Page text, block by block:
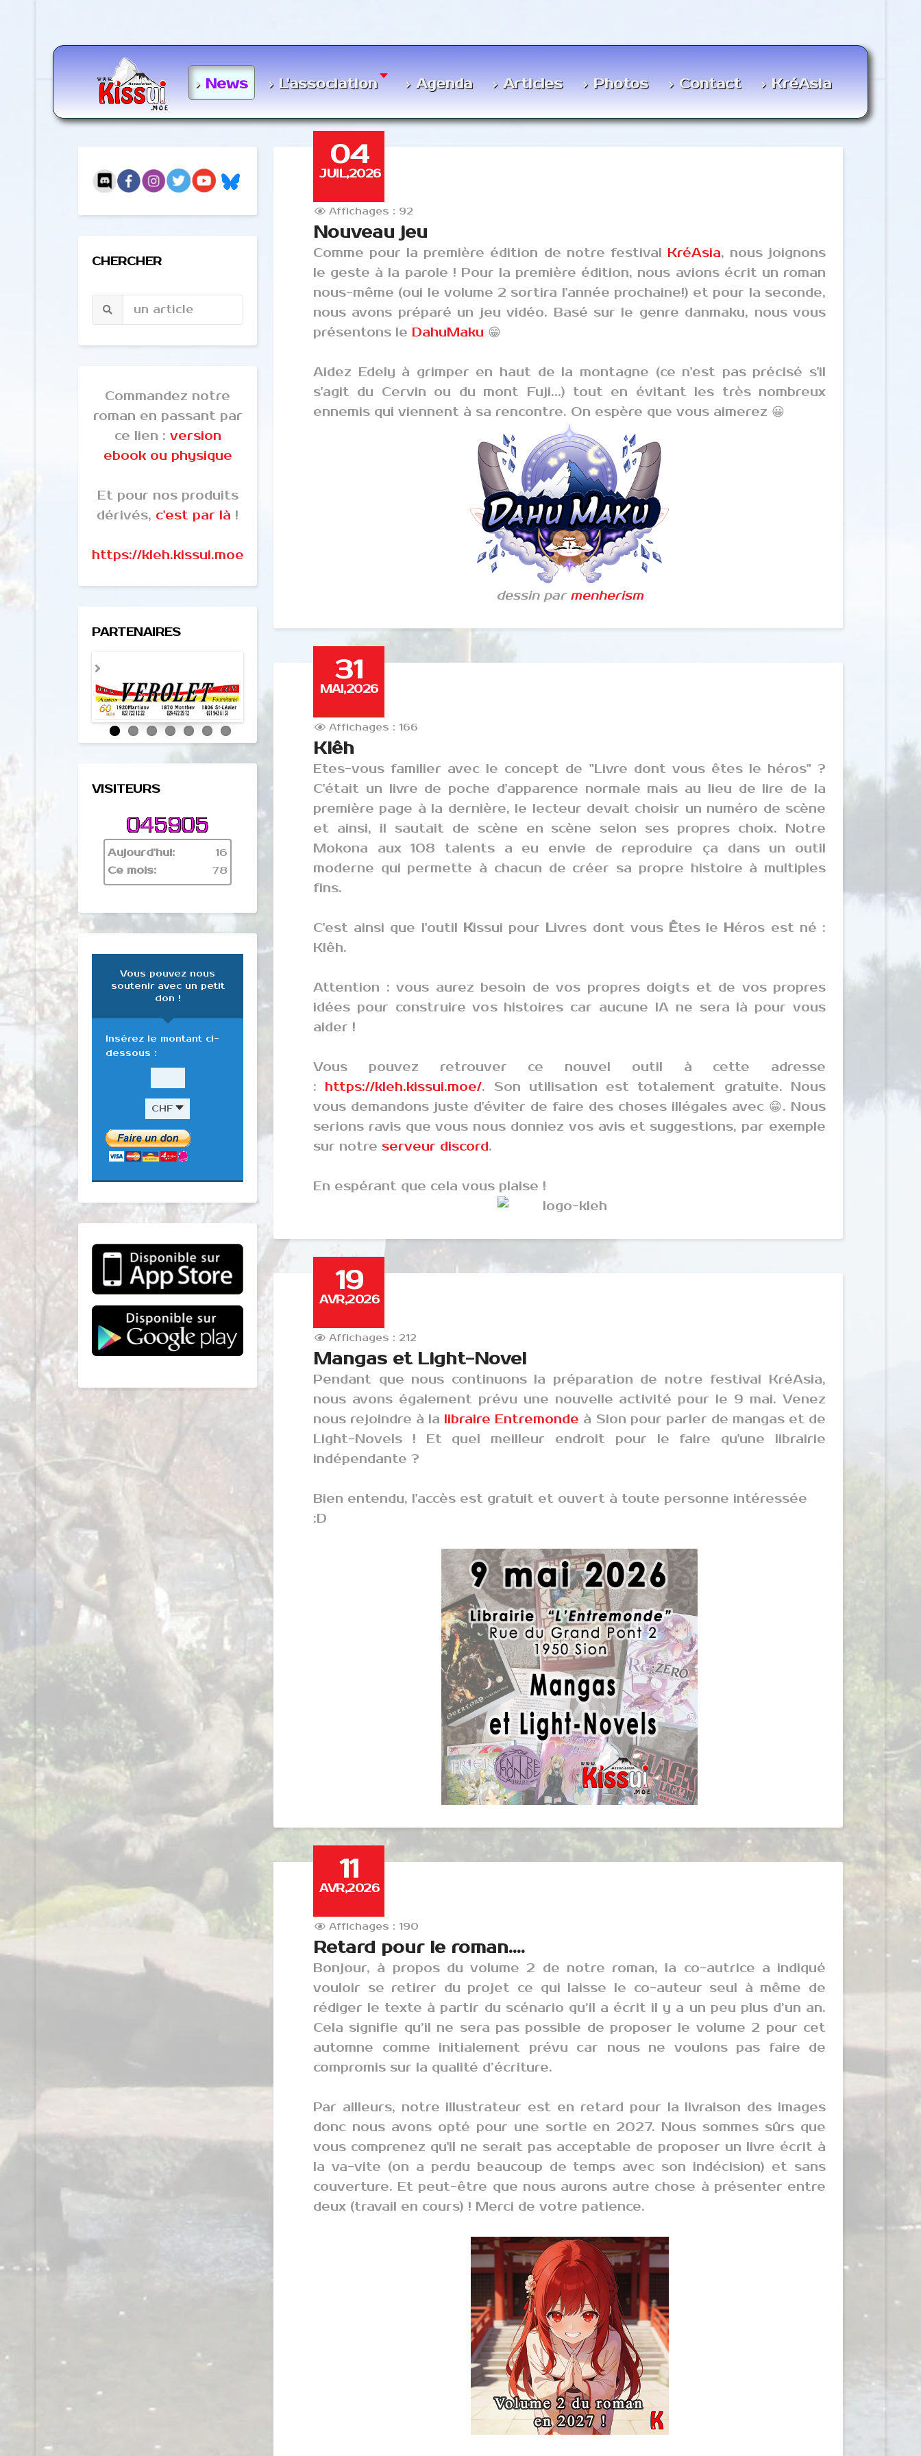
News L'association Agenda Articles Photos Contact KréAsia
CHERCHER
Commandez notre
roman en passant par
ce lien : version
ebook ou physique
Et pour nos produits
dérivés, c'est par là !
https://kleh.kissui.moe
PARTENAIRES
Aujourd'hui:
16
Ce mois:
78
Vous pouvez nous
soutenir avec un petit
Insérez le montant ci-
dessous :
04
JUIL,2026
Affichages : 92
Nouveau jeu
Comme pour la première édition de notre festival KréAsia, nous joignons
le geste à la parole ! Pour la première édition, nous avions écrit un roman
nous-même (oui le volume 2 sortira l'année prochaine!) et pour la seconde,
nous avons préparé un jeu vidéo. Basé sur le genre danmaku, nous vous
présentons le DahuMaku 😁
Aidez Edely à grimper en haut de la montagne (ce n'est pas précisé s'il
s'agit du Cervin ou du mont Fuji...) tout en évitant les très nombreux
ennemis qui viennent à sa rencontre. On espère que vous aimerez 😀
dessin par menherism
31
MAI,2026
Affichages : 166
Klêh
Etes-vous familier avec le concept de "Livre dont vous êtes le héros" ?
C'était un livre de poche d'apparence normale mais au lieu de lire de la
première page à la dernière, le lecteur devait choisir un numéro de scène
et ainsi, il sautait de scène en scène selon ses propres choix. Notre
Mokona aux 108 talents a eu envie de reproduire ça dans un outil
moderne qui permette à chacun de créer sa propre histoire à multiples
fins.
C'est ainsi que l'outil Kissui pour Livres dont vous Êtes le Héros est né :
Klêh.
Attention : vous aurez besoin de vos propres doigts et de vos propres
idées pour construire vos histoires car aucune IA ne sera là pour vous
aider !
Vous pouvez retrouver ce nouvel outil à cette adresse
: https://kleh.kissui.moe/. Son utilisation est totalement gratuite. Nous
vous demandons juste d'éviter de faire des choses illégales avec 😁. Nous
serions ravis que vous nous donniez vos avis et suggestions, par exemple
sur notre serveur discord.
En espérant que cela vous plaise !
19
AVR,2026
Affichages : 212
Mangas et Light-Novel
Pendant que nous continuons la préparation de notre festival KréAsia,
nous avons également prévu une nouvelle activité pour le 9 mai. Venez
nous rejoindre à la libraire Entremonde à Sion pour parler de mangas et de
Light-Novels ! Et quel meilleur endroit pour le faire qu'une librairie
indépendante ?
Bien entendu, l'accès est gratuit et ouvert à toute personne intéressée
:D
11
AVR,2026
Affichages : 190
Retard pour le roman....
Bonjour, à propos du volume 2 de notre roman, la co-autrice a indiqué
vouloir se retirer du projet ce qui laisse le co-auteur seul à même de
rédiger le texte à partir du scénario qu’il a écrit il y a un peu plus d’un an.
Cela signifie qu’il ne sera pas possible de proposer le volume 2 pour cet
automne comme initialement prévu car nous ne voulons pas faire de
compromis sur la qualité d’écriture.
Par ailleurs, notre illustrateur est en retard pour la livraison des images
donc nous avons opté pour une sortie en 2027. Nous sommes sûrs que
vous comprenez qu'il ne serait pas acceptable de proposer un livre écrit à
la va-vite (on a perdu beaucoup de temps avec son indécision) et sans
couverture. Et peut-être que nous aurons autre chose à présenter entre
deux (travail en cours) ! Merci de votre patience.